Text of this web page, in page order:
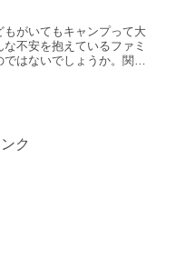
もがいてもキャンプって大
な不安を抱えているファミ
ではないでしょうか。関西
ク